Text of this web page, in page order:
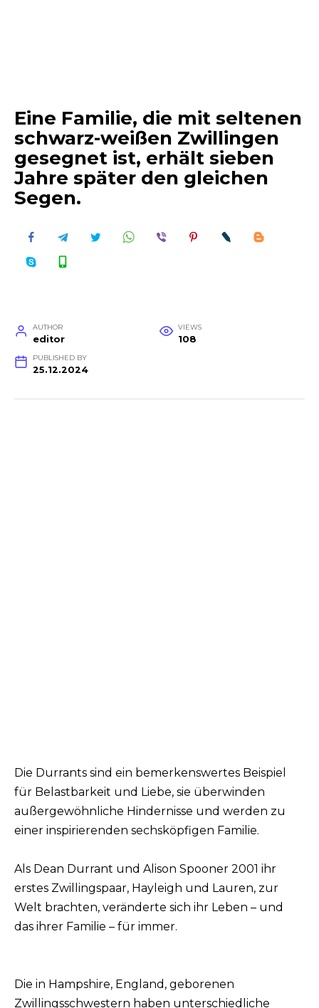
Eine Familie, die mit seltenen
schwarz-weißen Zwillingen
gesegnet ist, erhält sieben
Jahre später den gleichen
Segen.
AUTHOR
editor
VIEWS
108
PUBLISHED BY
25.12.2024
Die Durrants sind ein bemerkenswertes Beispiel
für Belastbarkeit und Liebe, sie überwinden
außergewöhnliche Hindernisse und werden zu
einer inspirierenden sechsköpfigen Familie.
Als Dean Durrant und Alison Spooner 2001 ihr
erstes Zwillingspaar, Hayleigh und Lauren, zur
Welt brachten, veränderte sich ihr Leben – und
das ihrer Familie – für immer.
Die in Hampshire, England, geborenen
Zwillingsschwestern haben unterschiedliche